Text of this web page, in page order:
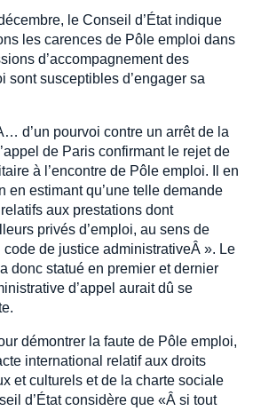
le Conseil d’État indique
les carences de Pôle emploi dans
d’accompagnement des
sont susceptibles d’engager sa
d’un pourvoi contre un arrêt de la
de Paris confirmant le rejet de
à l’encontre de Pôle emploi. Il en
en estimant qu’une telle demande
aux prestations dont
privés d’emploi, au sens de
code de justice administrativeÂ ». Le
donc statué en premier et dernier
d’appel aurait dû se
démontrer la faute de Pôle emploi,
international relatif aux droits
et culturels et de la charte sociale
d’État considère que «Â si tout